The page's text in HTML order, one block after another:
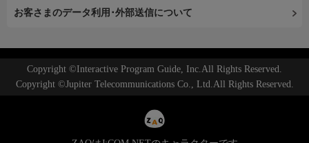
お客さまのデータ利用･外部送信について
Copyright ©Interactive Program Guide, Inc.All Rights Reserved.
Copyright ©Jupiter Telecommunications Co., Ltd.All Rights Reserved.